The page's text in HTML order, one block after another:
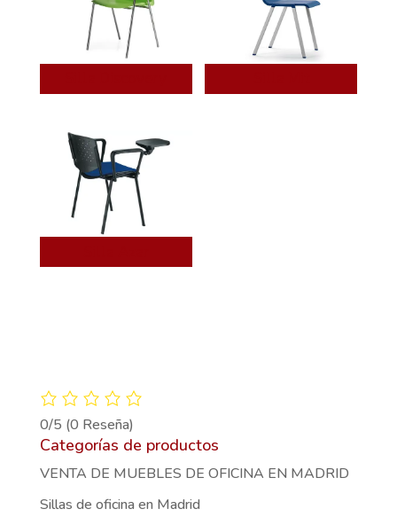
0/5 (0 Reseña)
Categorías de productos
VENTA DE MUEBLES DE OFICINA EN MADRID
Sillas de oficina en Madrid